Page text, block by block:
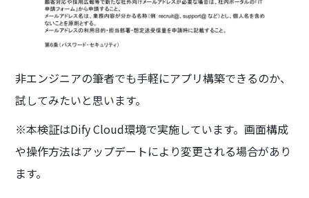
非エンジニアの筆者でも手軽にアプリ構築できるのか、
試してみたいと思います。
※本検証はDify Cloud環境で実施しています。画面構成
や操作方法はアップデートにより変更される場合があり
ます。